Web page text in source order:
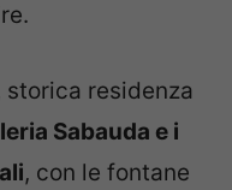
storica residenza
Sabauda e i
, con le fontane